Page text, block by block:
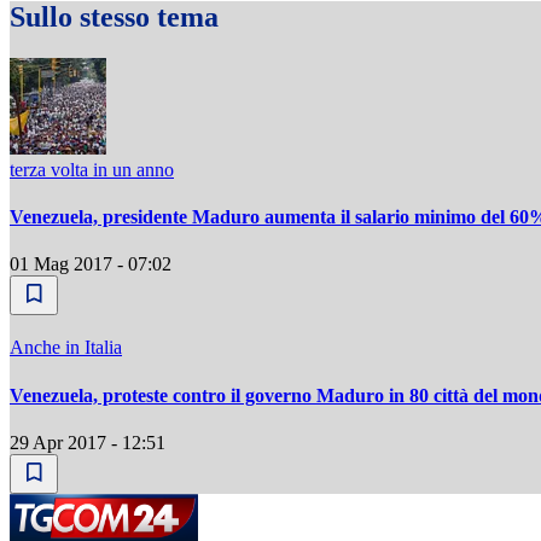
Sullo stesso tema
terza volta in un anno
Venezuela, presidente Maduro aumenta il salario minimo del
01 Mag 2017 - 07:02
Anche in Italia
Venezuela, proteste contro il governo Maduro in 80 città del
29 Apr 2017 - 12:51